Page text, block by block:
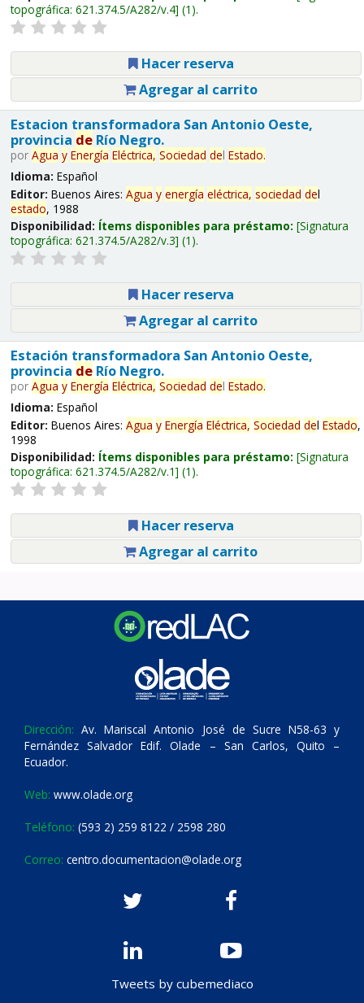
topográfica: 621.374.5/A282/v.4 (1).
Hacer reserva
Agregar al carrito
Estacion transformadora San Antonio Oeste,
provincia deRío Negro.
por Agua y Energía Eléctrica, Sociedad del Estado.
Idioma: Español
Editor: Buenos Aires: Agua y energía eléctrica, sociedad del
estado, 1988
Disponibilidad: Ítems disponibles para préstamo: Signatura
topográfica: 621.374.5/A282/v.3 (1).
Hacer reserva
Agregar al carrito
Estación transformadora San Antonio Oeste,
provincia deRío Negro.
por Agua y Energía Eléctrica, Sociedad del Estado.
Idioma: Español
Editor: Buenos Aires: Agua y Energía Eléctrica, Sociedad del Estado,
1998
Disponibilidad: Ítems disponibles para préstamo: Signatura
topográfica: 621.374.5/A282/v.1 (1).
Hacer reserva
Agregar al carrito
Dirección: Av. Mariscal Antonio José de Sucre N58-63 y
Fernández Salvador Edif. Olade – San Carlos, Quito –
Ecuador.
Web: www.olade.org
Teléfono: (593 2) 259 8122 / 2598 280
Correo: centro.documentacion@olade.org
Tweets by cubemediaco